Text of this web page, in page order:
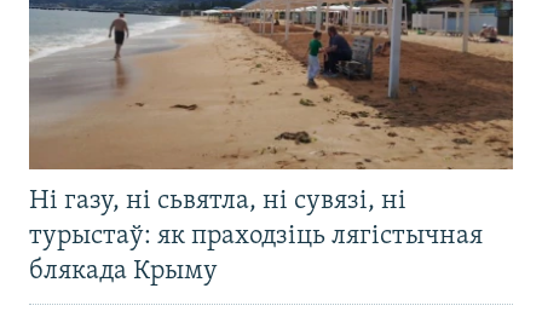
Ні газу, ні сьвятла, ні сувязі, ні
турыстаў: як праходзіць лягістычная
блякада Крыму